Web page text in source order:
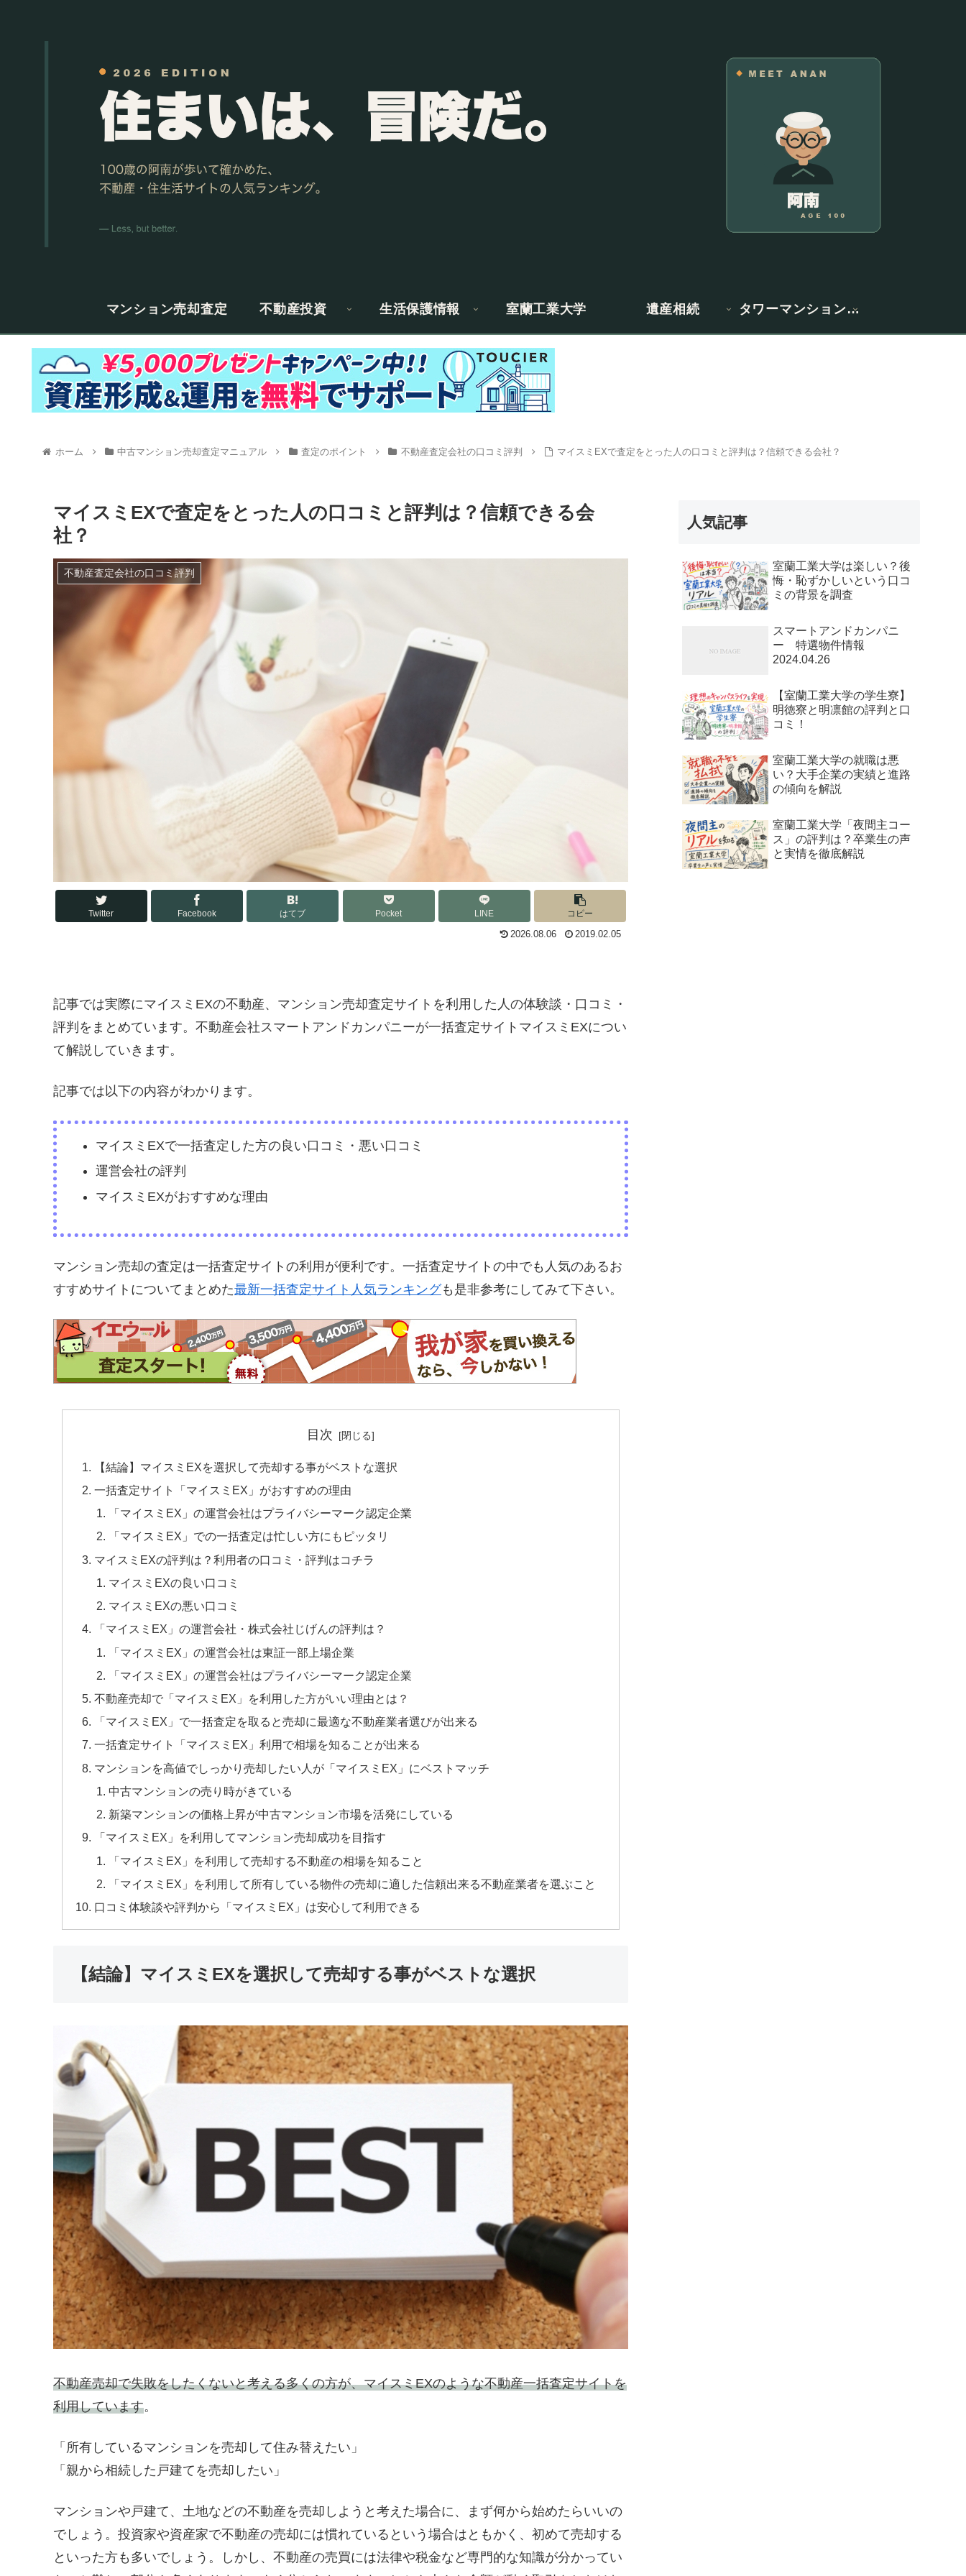
マンション売却査定 不動産投資 生活保護情報 室蘭工業大学 遺産相続 タワーマンション情
ホーム 中古マンション売却査定マニュアル 査定のポイント 不動産査定会社の口コミ評判 マイスミEXで査定をとった人の口コミと評判は？信頼できる会社？
マイスミEXで査定をとった人の口コミと評判は？信頼できる会
社？
不動産査定会社の口コミ評判
Twitter Facebook はてブ Pocket LINE コピー
2026.08.06 2019.02.05
記事では実際にマイスミEXの不動産、マンション売却査定サイトを利用した人の体験談・口コミ・
評判をまとめています。不動産会社スマートアンドカンパニーが一括査定サイトマイスミEXについ
て解説していきます。
記事では以下の内容がわかります。
マイスミEXで一括査定した方の良い口コミ・悪い口コミ
運営会社の評判
マイスミEXがおすすめな理由
マンション売却の査定は一括査定サイトの利用が便利です。一括査定サイトの中でも人気のあるお
すすめサイトについてまとめた最新一括査定サイト人気ランキングも是非参考にしてみて下さい。
目次
【結論】マイスミEXを選択して売却する事がベストな選択
一括査定サイト「マイスミEX」がおすすめの理由
「マイスミEX」の運営会社はプライバシーマーク認定企業
「マイスミEX」での一括査定は忙しい方にもピッタリ
マイスミEXの評判は？利用者の口コミ・評判はコチラ
マイスミEXの良い口コミ
マイスミEXの悪い口コミ
「マイスミEX」の運営会社・株式会社じげんの評判は？
「マイスミEX」の運営会社は東証一部上場企業
「マイスミEX」の運営会社はプライバシーマーク認定企業
不動産売却で「マイスミEX」を利用した方がいい理由とは？
「マイスミEX」で一括査定を取ると売却に最適な不動産業者選びが出来る
一括査定サイト「マイスミEX」利用で相場を知ることが出来る
マンションを高値でしっかり売却したい人が「マイスミEX」にベストマッチ
中古マンションの売り時がきている
新築マンションの価格上昇が中古マンション市場を活発にしている
「マイスミEX」を利用してマンション売却成功を目指す
「マイスミEX」を利用して売却する不動産の相場を知ること
「マイスミEX」を利用して所有している物件の売却に適した信頼出来る不動産業者を選ぶこと
口コミ体験談や評判から「マイスミEX」は安心して利用できる
【結論】マイスミEXを選択して売却する事がベストな選択
不動産売却で失敗をしたくないと考える多くの方が、マイスミEXのような不動産一括査定サイトを
利用しています。
「所有しているマンションを売却して住み替えたい」
「親から相続した戸建てを売却したい」
マンションや戸建て、土地などの不動産を売却しようと考えた場合に、まず何から始めたらいいの
でしょう。投資家や資産家で不動産の売却には慣れているという場合はともかく、初めて売却する
といった方も多いでしょう。しかし、不動産の売買には法律や税金など専門的な知識が分かってい
人気記事
室蘭工業大学は楽しい？後
悔・恥ずかしいという口コ
ミの背景を調査
スマートアンドカンパニ
ー 特選物件情報
2024.04.26
【室蘭工業大学の学生寮】
明徳寮と明凛館の評判と口
コミ！
室蘭工業大学の就職は悪
い？大手企業の実績と進路
の傾向を解説
室蘭工業大学「夜間主コー
ス」の評判は？卒業生の声
と実情を徹底解説